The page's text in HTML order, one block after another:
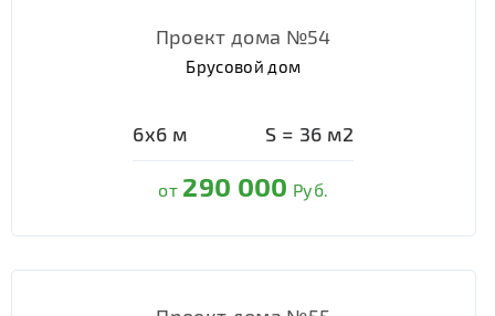
Проект дома №54
Брусовой дом
6х6 м S = 36 м2
от 290 000 Руб.